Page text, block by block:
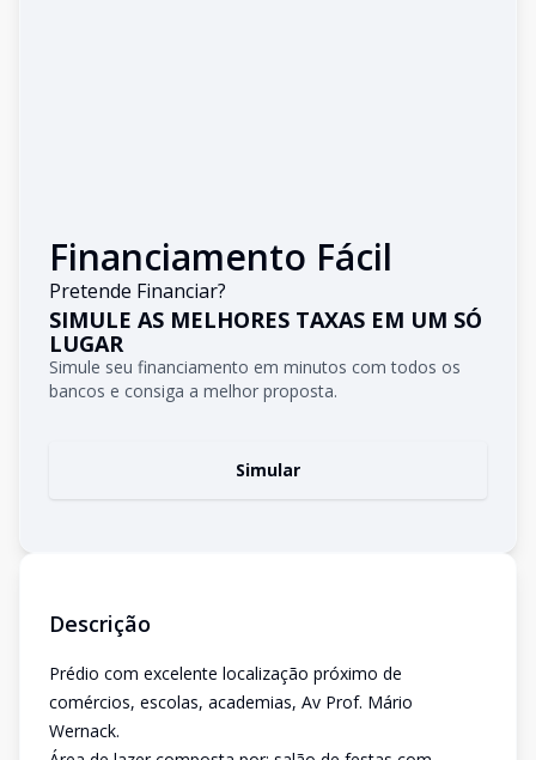
Financiamento Fácil
Pretende Financiar?
SIMULE AS MELHORES TAXAS EM UM SÓ
LUGAR
Simule seu financiamento em minutos com todos os
bancos e consiga a melhor proposta.
Simular
Descrição
Prédio com excelente localização próximo de
comércios, escolas, academias, Av Prof. Mário
Wernack.